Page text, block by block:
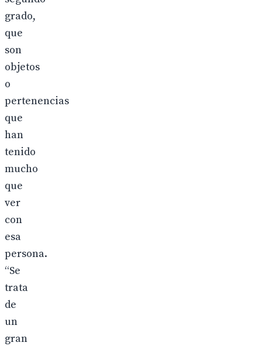
grado,
que
son
objetos
o
pertenencias
que
han
tenido
mucho
que
ver
con
esa
persona.
“Se
trata
de
un
gran